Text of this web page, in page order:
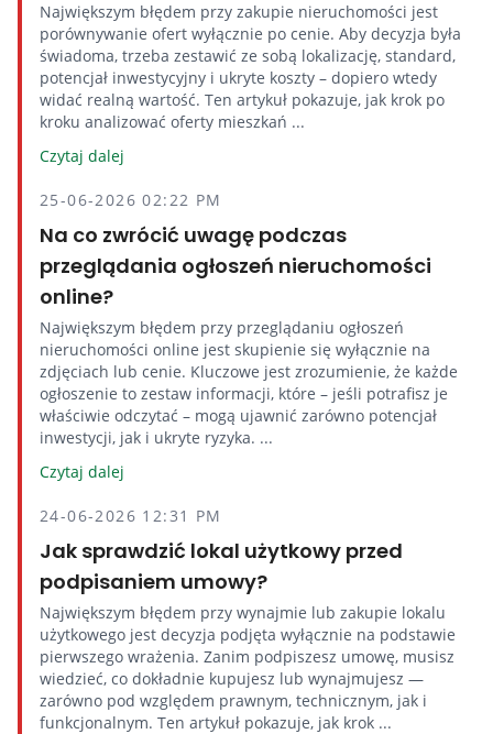
Największym błędem przy zakupie nieruchomości jest
porównywanie ofert wyłącznie po cenie. Aby decyzja była
świadoma, trzeba zestawić ze sobą lokalizację, standard,
potencjał inwestycyjny i ukryte koszty – dopiero wtedy
widać realną wartość. Ten artykuł pokazuje, jak krok po
kroku analizować oferty mieszkań ...
Czytaj dalej
25-06-2026 02:22 PM
Na co zwrócić uwagę podczas
przeglądania ogłoszeń nieruchomości
online?
Największym błędem przy przeglądaniu ogłoszeń
nieruchomości online jest skupienie się wyłącznie na
zdjęciach lub cenie. Kluczowe jest zrozumienie, że każde
ogłoszenie to zestaw informacji, które – jeśli potrafisz je
właściwie odczytać – mogą ujawnić zarówno potencjał
inwestycji, jak i ukryte ryzyka. ...
Czytaj dalej
24-06-2026 12:31 PM
Jak sprawdzić lokal użytkowy przed
podpisaniem umowy?
Największym błędem przy wynajmie lub zakupie lokalu
użytkowego jest decyzja podjęta wyłącznie na podstawie
pierwszego wrażenia. Zanim podpiszesz umowę, musisz
wiedzieć, co dokładnie kupujesz lub wynajmujesz —
zarówno pod względem prawnym, technicznym, jak i
funkcjonalnym. Ten artykuł pokazuje, jak krok ...